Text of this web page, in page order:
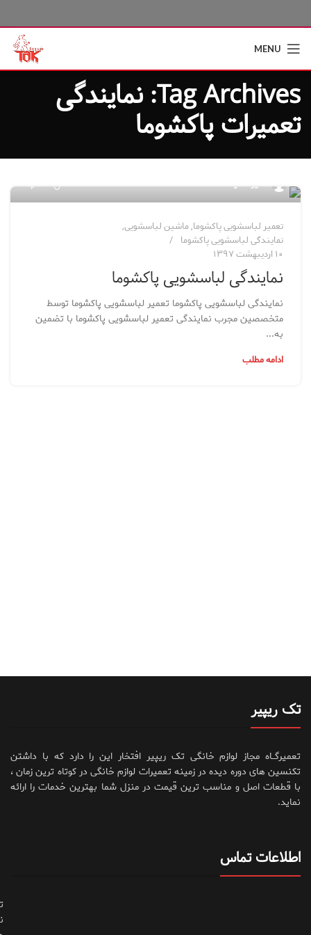
MENU
Tag Archives: نمایندگی
تعمیرات پاکشوما
مدیر سایت
تعمیر لباسشویی پاکشوما,ماشین لباسشویی,
نمایندگی لباسشویی پاکشوما
۱۰ اردیبهشت ۱۳۹۷
نمایندگی لباسشویی پاکشوما
نمایندگی لباسشویی پاکشوما تعمیر لباسشویی پاکشوما توسط
متخصصین مجرب نمایندگی تعمیر لباسشویی پاکشوما با تضمین
به...
ادامه مطلب
تک ریپیر
تعمیرگــاه مجاز لوازم خانگی تک ریپیر افتخار این را دارد که با داشتن
تکنسین های دوره دیده در زمینه تعمیرات لوازم خانگی در کوتاه ترین زمان ،
با قطعات اصل و مناسب ترین قیمت در منزل شما بهترین خدمات را ارائه
نماید.
اطلاعات تماس